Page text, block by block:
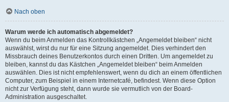
Nach oben
Warum werde ich automatisch abgemeldet?
Wenn du beim Anmelden das Kontrollkästchen „Angemeldet bleiben“ nicht
auswählst, wirst du nur für eine Sitzung angemeldet. Dies verhindert den
Missbrauch deines Benutzerkontos durch einen Dritten. Um angemeldet zu
bleiben, kannst du das Kästchen „Angemeldet bleiben“ beim Anmelden
auswählen. Dies ist nicht empfehlenswert, wenn du dich an einem öffentlichen
Computer, zum Beispiel in einem Internetcafé, befindest. Wenn diese Option
nicht zur Verfügung steht, dann wurde sie vermutlich von der Board-
Administration ausgeschaltet.